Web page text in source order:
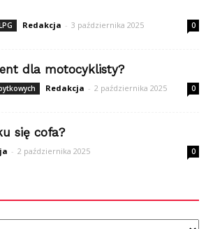
Redakcja - 3 października 2025 0
dla motocyklisty?
Redakcja - 2 października 2025 0
się cofa?
- 2 października 2025 0